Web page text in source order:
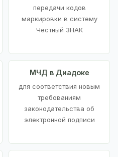
передачи кодов
маркировки в систему
Честный ЗНАК
МЧД в Диадоке
для соответствия новым
требованиям
законодательства об
электронной подписи